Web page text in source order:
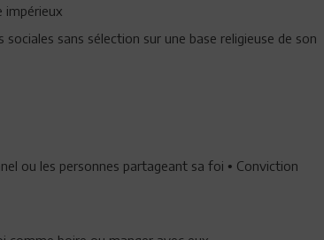
impérieux
sans sélection sur une base religieuse de son
ou les personnes partageant sa foi • Conviction